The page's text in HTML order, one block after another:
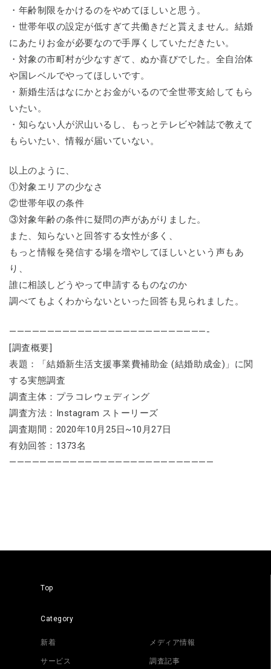
・年齢制限をかけるのをやめてほしいと思う。
・世帯年収の設定が低すぎて共働きだと貰えません。結婚
にあたりお金が必要なので手厚くしていただきたい。
・対象の市町村が少なすぎて、ぬか喜びでした。全自治体
や国レベルでやってほしいです。
・新婚生活はなにかとお金がいるので全世帯支給してもら
いたい。
・知らない人が沢山いるし、もっとテレビや雑誌で教えて
もらいたい、情報が届いていない。
以上のように、
①対象エリアの少なさ
②世帯年収の条件
③対象年齢の条件に疑問の声があがりました。
また、知らないと回答する女性が多く、
もっと情報を発信する場を増やしてほしいという声もあ
り、
誰に相談しどうやって申請するものなのか
調べてもよくわからないといった回答も見られました。
——————————————————————————-
[調査概要]
表題：「結婚新生活支援事業費補助金 (結婚助成金)」に関
する実態調査
調査主体：プラコレウェディング
調査方法：Instagram ストーリーズ
調査期間：2020年10月25日~10月27日
有効回答：1373名
———————————————————————————
Top
Category
新着 メディア情報
サービス 調査記事